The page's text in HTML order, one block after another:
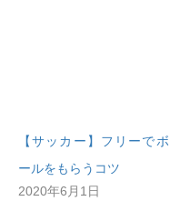
【サッカー】フリーでボ
ールをもらうコツ
2020年6月1日